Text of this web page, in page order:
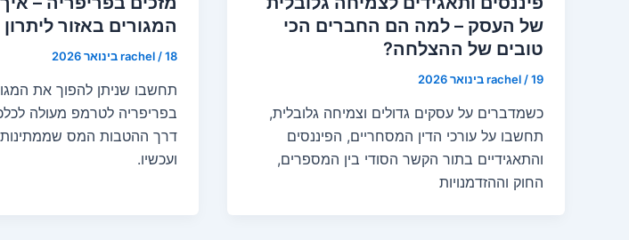
של העסק – למה הם החברים הכי
טובים של ההצלחה?
rachel /19 בינואר 2026
כשמדברים על עסקים גדולים וצמיחה גלובלית,
תחשבו על עורכי הדין המסחריים, הפיננסים
והתאגידיים בתור הקשר הסודי בין המספרים,
החוק וההזדמנויות
המגורים באזור
rachel /18 בינואר 2026
תחשבו שניתן להפוך את
בפריפריה לטרמפ מעולה
דרך ההטבות המס
ועכשיו.